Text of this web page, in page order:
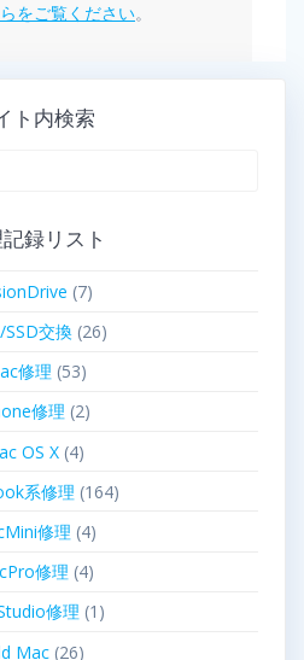
をご覧ください。
ト内検索
録リスト
(7)
交換(26)
修理 (53)
修理 (2)
OS X (4)
系修理 (164)
修理 (4)
修理 (4)
修理 (1)
Mac(26)